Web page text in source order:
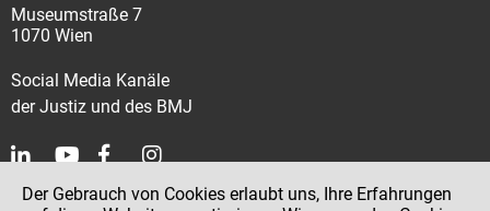
Museumstraße 7
1070 Wien
Social Media Kanäle
der Justiz und des BMJ
Kontakt
Der Gebrauch von Cookies erlaubt uns, Ihre Erfahrungen